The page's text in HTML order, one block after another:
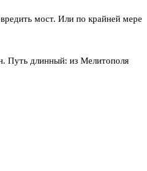
мост. Или по крайней мере
Путь длинный: из Мелитополя